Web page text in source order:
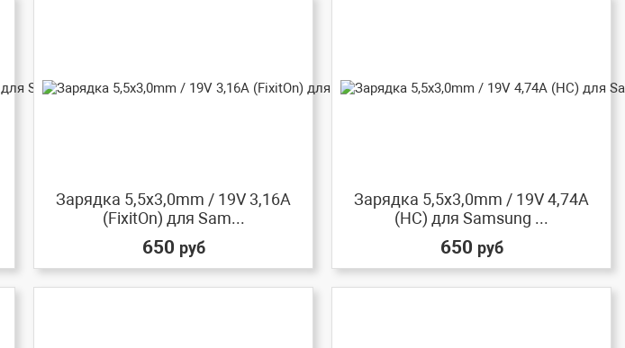
Зарядка 5,5x3,0mm / 19V 3,16A
(FixitOn) для Sam...
650 руб
Зарядка 5,5x3,0mm / 19V 4,74A
(HC) для Samsung ...
650 руб